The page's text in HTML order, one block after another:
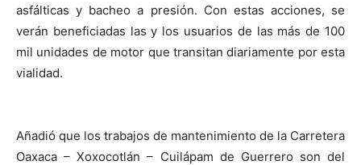
asfálticas y bacheo a presión. Con estas acciones, se
verán beneficiadas las y los usuarios de las más de 100
mil unidades de motor que transitan diariamente por esta
vialidad.
Añadió que los trabajos de mantenimiento de la Carretera
Oaxaca – Xoxocotlán – Cuilápam de Guerrero son del